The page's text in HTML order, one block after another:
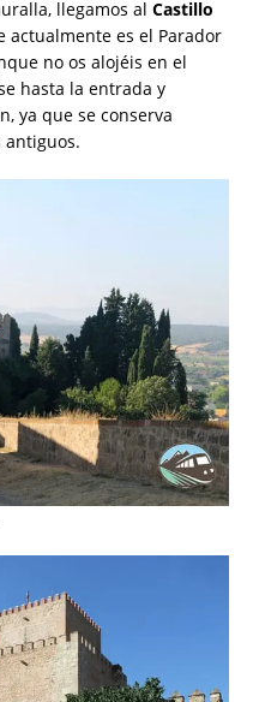
llegamos al Castillo
actualmente es el Parador
no os alojéis en el
hasta la entrada y
ya que se conserva
antiguos.